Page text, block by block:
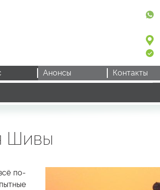
Анонсы Контакты
Шивы
по-